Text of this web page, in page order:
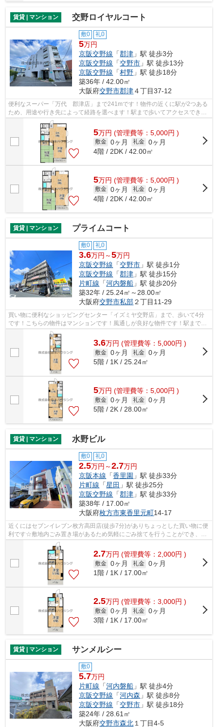
賃貸 | マンション 交野ロイヤルコート
敷0 礼0
5万円
京阪交野線 「郡津 」駅 徒歩3分
京阪交野線 「交野市 」駅 徒歩13分
京阪交野線 「村野 」駅 徒歩18分
築36年 / 42.00㎡
大阪府交野市郡津４丁目37-12
便利なスーパー「万代 郡津店」まで241mです！物件の近くに駅が2つある
ため、用途や行き先によって経路を選べます！駅まで歩いてアクセスでき
る、徒歩3分の距離に立地する物件です！...
5万円 (管理費等：5,000円 )
敷金 0ヶ月 礼金 0ヶ月
4階 / 2DK / 42.00㎡
5万円 (管理費等：5,000円 )
敷金 0ヶ月 礼金 0ヶ月
4階 / 2DK / 42.00㎡
賃貸 | マンション プライムコート
敷0 礼0
3.6万円～5万円
京阪交野線 「交野市 」駅 徒歩1分
京阪交野線 「郡津 」駅 徒歩15分
片町線 「河内磐船 」駅 徒歩20分
築32年 / 25.24㎡～28.00㎡
大阪府交野市私部２丁目11-29
買い物に便利なショッピングセンター「イズミヤ交野店」まで、歩いて4分
です！こちらの物件はマンションです！風通しが良好な物件です！駅まで徒
歩1分の位置に立地する、アクセス良好...
3.6万円 (管理費等：5,000円 )
敷金 0ヶ月 礼金 0ヶ月
5階 / 1K / 25.24㎡
5万円 (管理費等：5,000円 )
敷金 0ヶ月 礼金 0ヶ月
5階 / 2K / 28.00㎡
賃貸 | マンション 水野ビル
敷0 礼0
2.5万円～2.7万円
京阪本線 「香里園 」駅 徒歩33分
片町線 「星田 」駅 徒歩25分
京阪交野線 「郡津 」駅 徒歩33分
築38年 / 17.00㎡
大阪府枚方市東香里元町14-17
近くにはセブンイレブン枚方高田店(徒歩7分)がありちょっとした買い物に便
利です☆敷地内ごみ置き場があるため気軽にごみ捨てを行うことができ、ゴ
ミの多い時も安心です☆空気の入れ替え...
2.7万円 (管理費等：2,000円 )
敷金 0ヶ月 礼金 0ヶ月
1階 / 1K / 17.00㎡
2.5万円 (管理費等：3,000円 )
敷金 0ヶ月 礼金 0ヶ月
3階 / 1K / 17.00㎡
賃貸 | マンション サンメルシー
敷0
5.7万円
片町線 「河内磐船 」駅 徒歩4分
京阪交野線 「河内森 」駅 徒歩8分
京阪交野線 「交野市 」駅 徒歩18分
築24年 / 28.61㎡
大阪府交野市森北１丁目4-5